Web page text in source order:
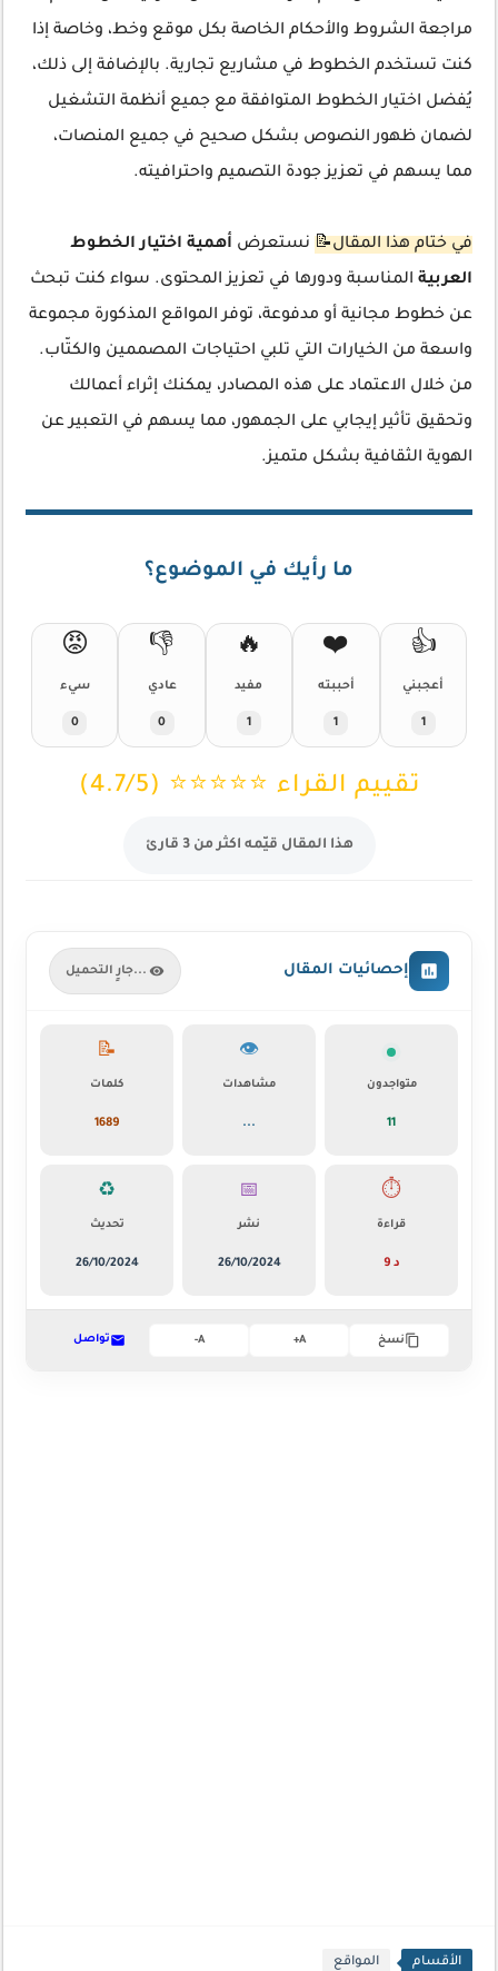
مراجعة الشروط والأحكام الخاصة بكل موقع وخط، وخاصة إذا
كنت تستخدم الخطوط في مشاريع تجارية. بالإضافة إلى ذلك،
يُفضل اختيار الخطوط المتوافقة مع جميع أنظمة التشغيل
لضمان ظهور النصوص بشكل صحيح في جميع المنصات،
مما يسهم في تعزيز جودة التصميم واحترافيته.
في ختام هذا المقال📝 نستعرض أهمية اختيار الخطوط
العربية المناسبة ودورها في تعزيز المحتوى. سواء كنت تبحث
عن خطوط مجانية أو مدفوعة، توفر المواقع المذكورة مجموعة
واسعة من الخيارات التي تلبي احتياجات المصممين والكتّاب.
من خلال الاعتماد على هذه المصادر، يمكنك إثراء أعمالك
وتحقيق تأثير إيجابي على الجمهور، مما يسهم في التعبير عن
الهوية الثقافية بشكل متميز.
ما رأيك في الموضوع؟
👍
أعجبني
1
❤️
أحببته
1
🔥
مفيد
1
👎
عادي
0
😡
سيء
0
تقييم القراء ⭐⭐⭐⭐⭐ (4.7/5)
هذا المقال قيّمه اكثر من 3 قارئ
إحصائيات المقال جارٍ التحميل...
متواجدون
11
👁️
مشاهدات
...
📝
كلمات
1689
⏱️
قراءة
9 د
📅
نشر
26/10/2024
♻️
تحديث
26/10/2024
نسخ A+
A- تواصل
الأقسام المواقع